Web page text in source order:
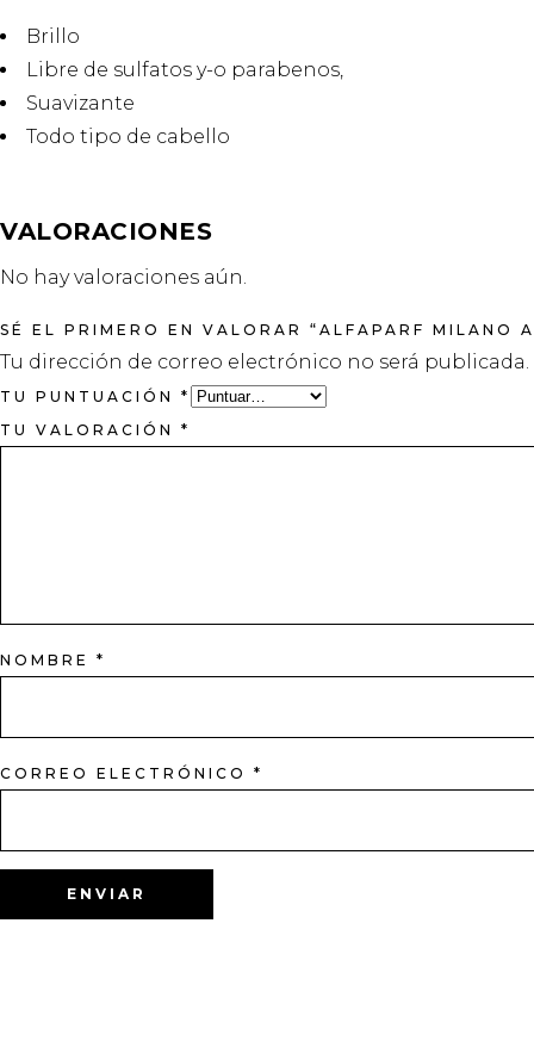
Brillo
Libre de sulfatos y-o parabenos,
Suavizante
Todo tipo de cabello
VALORACIONES
No hay valoraciones aún.
SÉ EL PRIMERO EN VALORAR “ALFAPARF MILANO
Tu dirección de correo electrónico no será publicada.
TU PUNTUACIÓN *
TU VALORACIÓN *
NOMBRE *
CORREO ELECTRÓNICO *